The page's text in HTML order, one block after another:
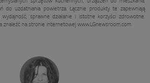
do uzdatniania powietrza. Łącznie produkty te zapewniają
wydajność, sprawne działanie i istotne korzyści zdrowotne.
znaleźć na stronie internetowej www.LGnewsroom.com